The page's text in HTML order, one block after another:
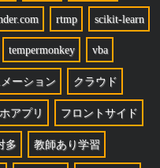
rtmp scikit-learn
tempermonkey vba
ーション クラウド
アプリ フロントサイド
多 教師あり学習